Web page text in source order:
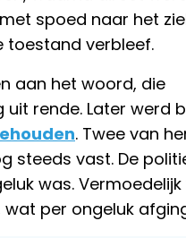
spoed naar het
toestand verbleef.
aan het woord, die
rende. Later werd
. Twee van
steeds vast. De
was. Vermoedelijk
per ongeluk